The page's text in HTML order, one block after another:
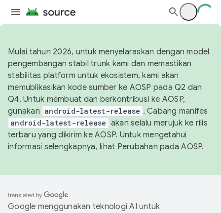
Mulai tahun 2026, untuk menyelaraskan dengan model
pengembangan stabil trunk kami dan memastikan
stabilitas platform untuk ekosistem, kami akan
memublikasikan kode sumber ke AOSP pada Q2 dan
Q4. Untuk membuat dan berkontribusi ke AOSP,
gunakan android-latest-release . Cabang manifes
android-latest-release akan selalu merujuk ke rilis
terbaru yang dikirim ke AOSP. Untuk mengetahui
informasi selengkapnya, lihat Perubahan pada AOSP.
Google menggunakan teknologi AI untuk